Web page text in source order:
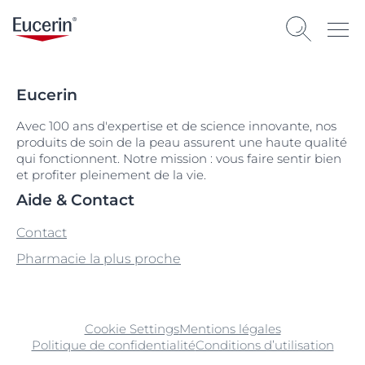
Eucerin
Avec 100 ans d'expertise et de science innovante, nos
produits de soin de la peau assurent une haute qualité
qui fonctionnent. Notre mission : vous faire sentir bien
et profiter pleinement de la vie.
Aide & Contact
Contact
Pharmacie la plus proche
Cookie SettingsMentions légales
Politique de confidentialitéConditions d’utilisation